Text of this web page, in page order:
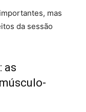
mas
da sessão
as